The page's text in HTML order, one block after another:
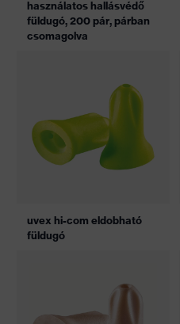
használatos hallásvédő
füldugó, 200 pár, párban
csomagolva
uvex hi-com eldobható
füldugó